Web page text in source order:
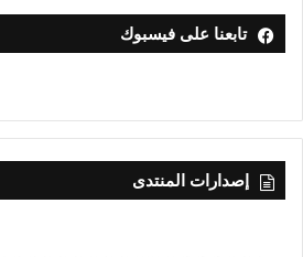
تابعنا على فيسبوك
إصدارات المنتدى